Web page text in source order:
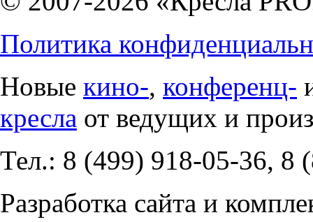
Политика
Новые кино-, конференц-
кресла от ведущих и
Тел.: 8 (499) 918-05-36, 8
Разработка сайта и